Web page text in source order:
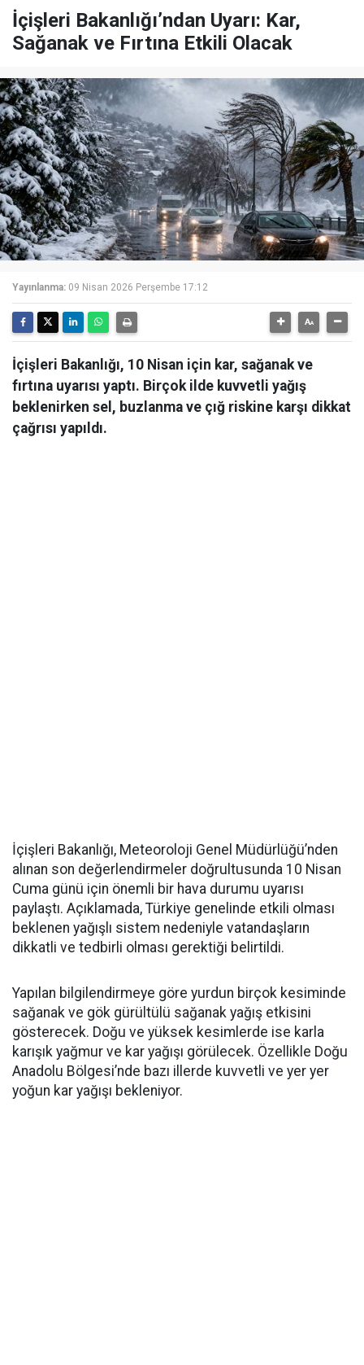
İçişleri Bakanlığı’ndan Uyarı: Kar,
Sağanak ve Fırtına Etkili Olacak
Yayınlanma: 09 Nisan 2026 Perşembe 17:12
İçişleri Bakanlığı, 10 Nisan için kar, sağanak ve
fırtına uyarısı yaptı. Birçok ilde kuvvetli yağış
beklenirken sel, buzlanma ve çığ riskine karşı dikkat
çağrısı yapıldı.
İçişleri Bakanlığı, Meteoroloji Genel Müdürlüğü’nden
alınan son değerlendirmeler doğrultusunda 10 Nisan
Cuma günü için önemli bir hava durumu uyarısı
paylaştı. Açıklamada, Türkiye genelinde etkili olması
beklenen yağışlı sistem nedeniyle vatandaşların
dikkatli ve tedbirli olması gerektiği belirtildi.
Yapılan bilgilendirmeye göre yurdun birçok kesiminde
sağanak ve gök gürültülü sağanak yağış etkisini
gösterecek. Doğu ve yüksek kesimlerde ise karla
karışık yağmur ve kar yağışı görülecek. Özellikle Doğu
Anadolu Bölgesi’nde bazı illerde kuvvetli ve yer yer
yoğun kar yağışı bekleniyor.